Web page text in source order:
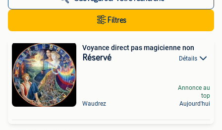
Filtres
Voyance direct pas magicienne non
Réservé Détails
Waudrez
Annonce au
top
Aujourd'hui